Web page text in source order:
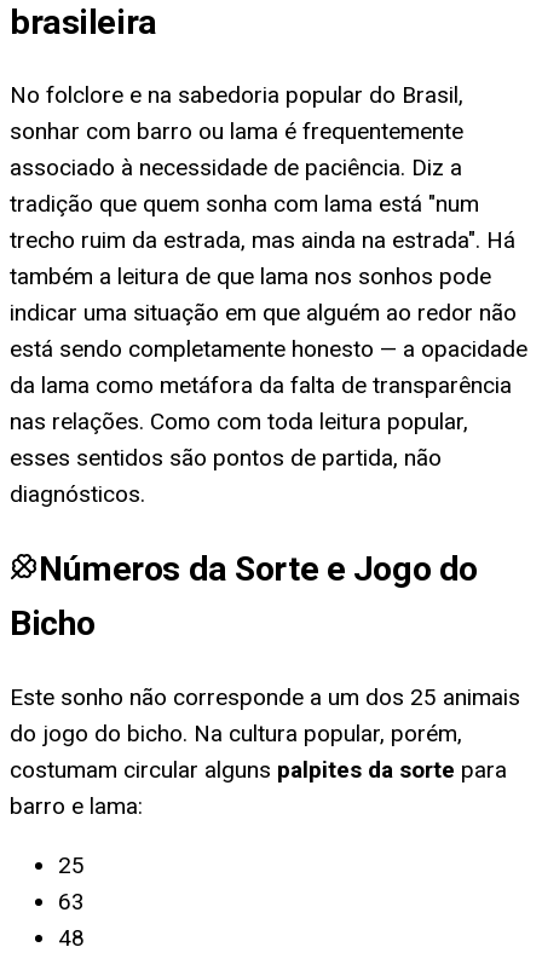
brasileira
No folclore e na sabedoria popular do Brasil,
sonhar com barro ou lama é frequentemente
associado à necessidade de paciência. Diz a
tradição que quem sonha com lama está "num
trecho ruim da estrada, mas ainda na estrada". Há
também a leitura de que lama nos sonhos pode
indicar uma situação em que alguém ao redor não
está sendo completamente honesto — a opacidade
da lama como metáfora da falta de transparência
nas relações. Como com toda leitura popular,
esses sentidos são pontos de partida, não
diagnósticos.
Números da Sorte e Jogo do
Bicho
Este sonho não corresponde a um dos 25 animais
do jogo do bicho. Na cultura popular, porém,
costumam circular alguns palpites da sorte para
barro e lama:
25
63
48